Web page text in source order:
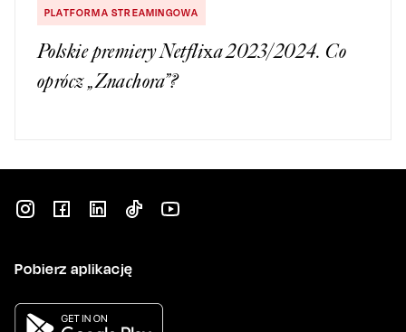
PLATFORMA STREAMINGOWA
Polskie premiery Netflixa 2023/2024. Co
oprócz „Znachora”?
Pobierz aplikację